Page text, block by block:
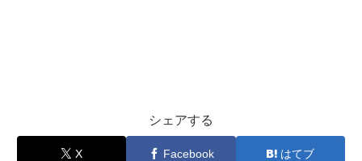
シェアする
X Facebook はてブ